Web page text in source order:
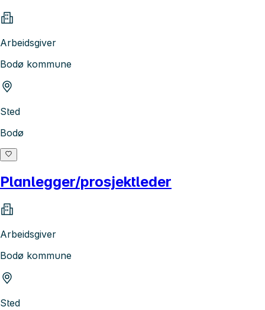
Arbeidsgiver
Bodø kommune
Sted
Bodø
Planlegger/prosjektleder
Arbeidsgiver
Bodø kommune
Sted